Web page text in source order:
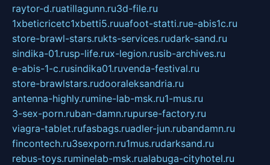
raytor-d.ruatillagunn.ru3d-file.ru
1xbeticricetc1xbetti5.ruuafoot-statti.rue-abis1c.ru
store-brawl-stars.rukts-services.rudark-sand.ru
sindika-01.rusp-life.rux-legion.rusib-archives.ru
e-abis-1-c.rusindika01.ruvenda-festival.ru
store-brawlstars.rudooraleksandria.ru
antenna-highly.rumine-lab-msk.ru1-mus.ru
3-sex-porn.ruban-damn.rupurse-factory.ru
viagra-tablet.rufasbags.ruadler-jun.rubandamn.ru
fincontech.ru3sexporn.ru1mus.rudarksand.ru
rebus-toys.ruminelab-msk.rualabuga-cityhotel.ru